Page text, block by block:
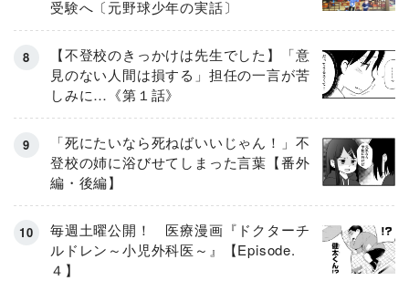
受験へ〔元野球少年の実話〕
【不登校のきっかけは先生でした】「意
見のない人間は損する」担任の一言が苦
しみに…《第１話》
「死にたいなら死ねばいいじゃん！」不
登校の姉に浴びせてしまった言葉【番外
編・後編】
毎週土曜公開！ 医療漫画『ドクターチ
ルドレン～小児外科医～』【Episode.
４】